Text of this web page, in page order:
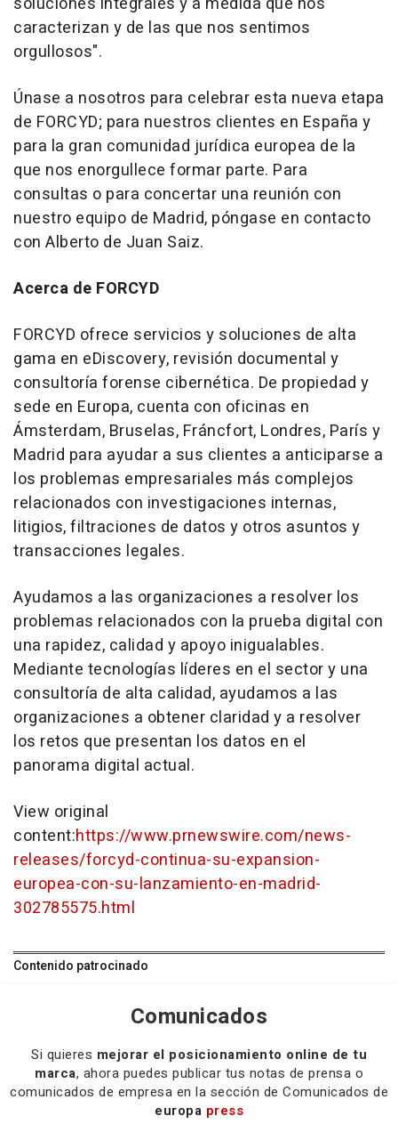
caracterizan y de las que nos sentimos
orgullosos".
Únase a nosotros para celebrar esta nueva etapa
de FORCYD; para nuestros clientes en España y
para la gran comunidad jurídica europea de la
que nos enorgullece formar parte. Para
consultas o para concertar una reunión con
nuestro equipo de Madrid, póngase en contacto
con Alberto de Juan Saiz.
Acerca de FORCYD
FORCYD ofrece servicios y soluciones de alta
gama en eDiscovery, revisión documental y
consultoría forense cibernética. De propiedad y
sede en Europa, cuenta con oficinas en
Ámsterdam, Bruselas, Fráncfort, Londres, París y
Madrid para ayudar a sus clientes a anticiparse a
los problemas empresariales más complejos
relacionados con investigaciones internas,
litigios, filtraciones de datos y otros asuntos y
transacciones legales.
Ayudamos a las organizaciones a resolver los
problemas relacionados con la prueba digital con
una rapidez, calidad y apoyo inigualables.
Mediante tecnologías líderes en el sector y una
consultoría de alta calidad, ayudamos a las
organizaciones a obtener claridad y a resolver
los retos que presentan los datos en el
panorama digital actual.
View original
content:https://www.prnewswire.com/news-
releases/forcyd-continua-su-expansion-
europea-con-su-lanzamiento-en-madrid-
302785575.html
Contenido patrocinado
Comunicados
Si quieres mejorar el posicionamiento online de tu
marca, ahora puedes publicar tus notas de prensa o
comunicados de empresa en la sección de Comunicados de
europa press